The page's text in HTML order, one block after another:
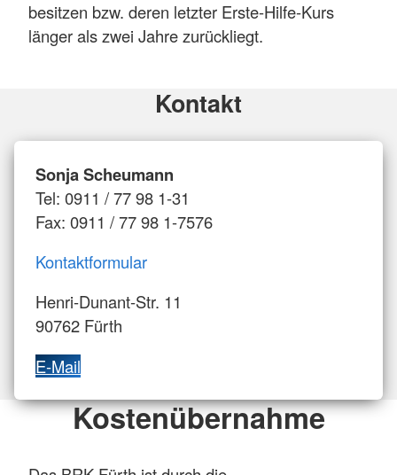
besitzen bzw. deren letzter Erste-Hilfe-Kurs
länger als zwei Jahre zurückliegt.
Kontakt
Sonja Scheumann
Tel: 0911 / 77 98 1-31
Fax: 0911 / 77 98 1-7576
Kontaktformular
Henri-Dunant-Str. 11
90762 Fürth
E-Mail
Kostenübernahme